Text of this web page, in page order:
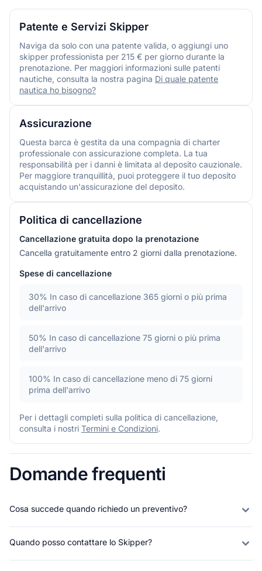
Patente e Servizi Skipper
Naviga da solo con una patente valida, o aggiungi uno
skipper professionista per 215 € per giorno durante la
prenotazione. Per maggiori informazioni sulle patenti
nautiche, consulta la nostra pagina Di quale patente
nautica ho bisogno?
Assicurazione
Questa barca è gestita da una compagnia di charter
professionale con assicurazione completa. La tua
responsabilità per i danni è limitata al deposito cauzionale.
Per maggiore tranquillità, puoi proteggere il tuo deposito
acquistando un'assicurazione del deposito.
Politica di cancellazione
Cancellazione gratuita dopo la prenotazione
Cancella gratuitamente entro 2 giorni dalla prenotazione.
Spese di cancellazione
30% In caso di cancellazione 365 giorni o più prima
dell'arrivo
50% In caso di cancellazione 75 giorni o più prima
dell'arrivo
100% In caso di cancellazione meno di 75 giorni
prima dell'arrivo
Per i dettagli completi sulla politica di cancellazione,
consulta i nostri Termini e Condizioni.
Domande frequenti
Cosa succede quando richiedo un preventivo?
Quando posso contattare lo Skipper?